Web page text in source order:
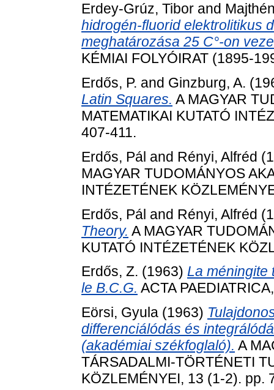
Erdey-Grúz, Tibor and
hidrogén-fluorid elektrolitikus
meghatározása 25 C°-on
KÉMIAI FOLYÓIRAT (1895-
Erdős, P. and Ginzburg, A.
Latin Squares. A MAGYAR
MATEMATIKAI KUTATÓ
407-411.
Erdős, Pál and Rényi, Alfréd
MAGYAR TUDOMÁNYOS
INTÉZETÉNEK
Erdős, Pál and Rényi, Alfréd
Theory. A MAGYAR
KUTATÓ INTÉZETÉNEK
Erdős, Z. (1963) La méningite
le B.C.G. ACTA
Eörsi, Gyula (1963)
differenciálódás és
(akadémiai székfoglaló). A
TÁRSADALMI-TÖRTÉNETI
KÖZLEMÉNYEI, 13 (1-2). pp.